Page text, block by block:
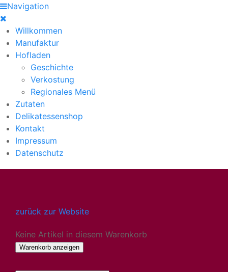
Navigation
Willkommen
Manufaktur
Hofladen
Geschichte
Verkostung
Regionales Menü
Zutaten
Delikatessenshop
Kontakt
Impressum
Datenschutz
zurück zur Website
Keine Artikel in diesem Warenkorb